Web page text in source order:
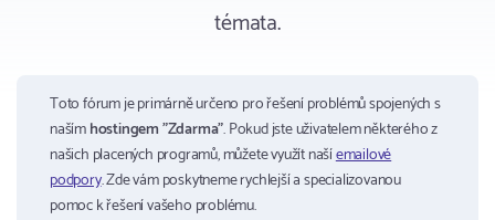
témata.
Toto fórum je primárně určeno pro řešení problémů spojených s
našímhostingem "Zdarma". Pokud jste uživatelem některého z
našich placených programů, můžete využít našíemailové
podpory. Zde vám poskytneme rychlejší a specializovanou
pomoc k řešení vašeho problému.